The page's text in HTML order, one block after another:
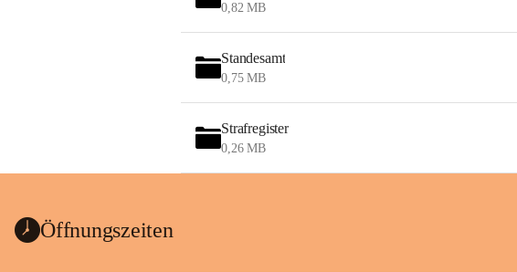
0,82 MB
Standesamt
0,75 MB
Strafregister
0,26 MB
Öffnungszeiten